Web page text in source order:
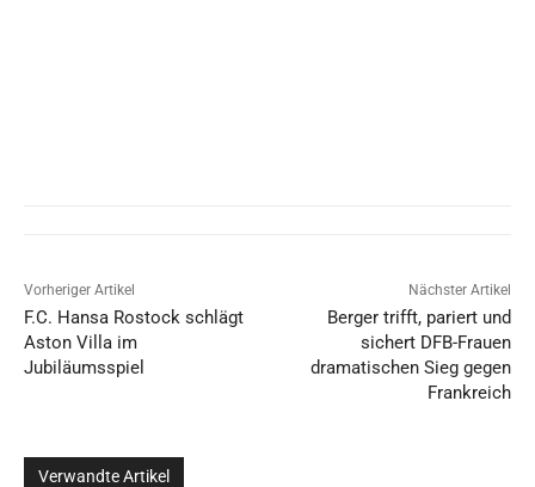
Vorheriger Artikel
F.C. Hansa Rostock schlägt
Aston Villa im
Jubiläumsspiel
Nächster Artikel
Berger trifft, pariert und
sichert DFB-Frauen
dramatischen Sieg gegen
Frankreich
Verwandte Artikel